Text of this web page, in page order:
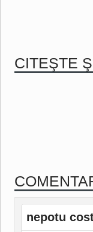
CITEŞTE
nepotu